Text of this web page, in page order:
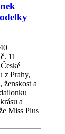
11
z Prahy,
ženskost a
a
Miss Plus